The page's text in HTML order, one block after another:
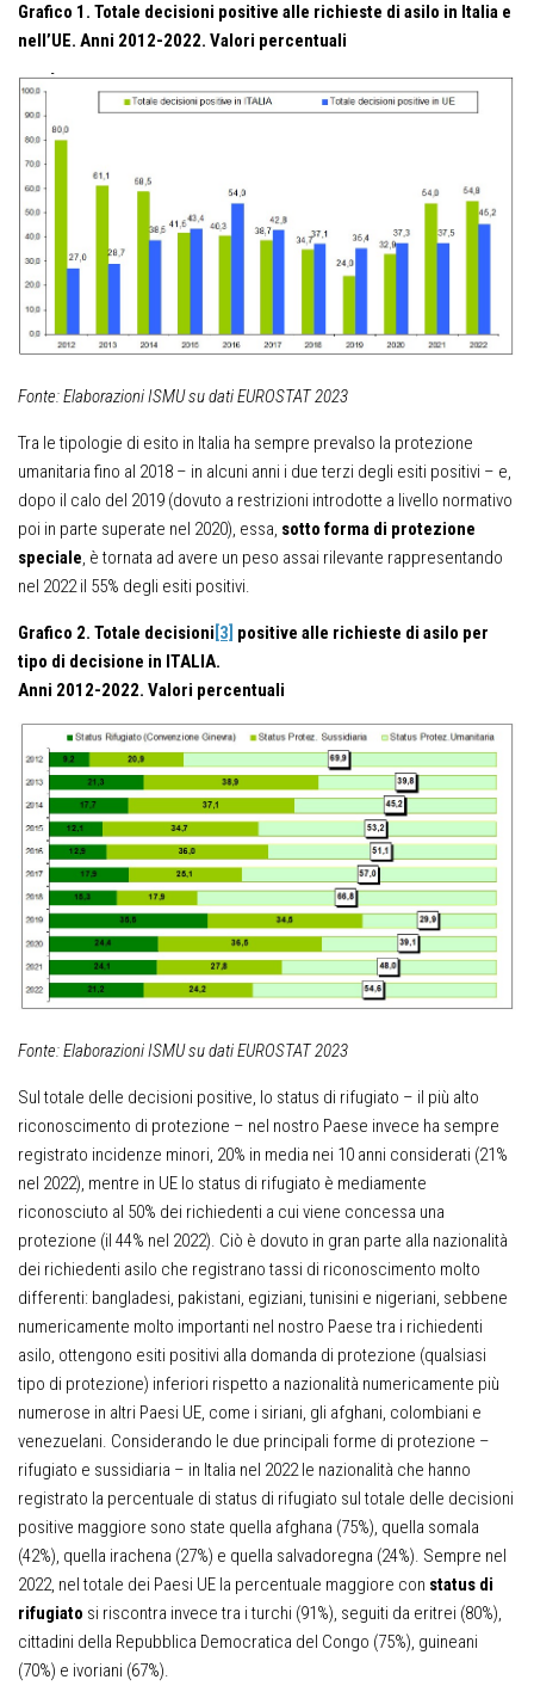
Grafico 1. Totale decisioni positive alle richieste di asilo in Italia e
nell’UE. Anni 2012-2022. Valori percentuali
Fonte: Elaborazioni ISMU su dati EUROSTAT 2023
Tra le tipologie di esito in Italia ha sempre prevalso la protezione
umanitaria fino al 2018 – in alcuni anni i due terzi degli esiti positivi – e,
dopo il calo del 2019 (dovuto a restrizioni introdotte a livello normativo
poi in parte superate nel 2020), essa, sotto forma di protezione
speciale, è tornata ad avere un peso assai rilevante rappresentando
nel 2022 il 55% degli esiti positivi.
Grafico 2. Totale decisioni [3] positive alle richieste di asilo per
tipo di decisione in ITALIA.
Anni 2012-2022. Valori percentuali
Fonte: Elaborazioni ISMU su dati EUROSTAT 2023
Sul totale delle decisioni positive, lo status di rifugiato – il più alto
riconoscimento di protezione – nel nostro Paese invece ha sempre
registrato incidenze minori, 20% in media nei 10 anni considerati (21%
nel 2022), mentre in UE lo status di rifugiato è mediamente
riconosciuto al 50% dei richiedenti a cui viene concessa una
protezione (il 44% nel 2022). Ciò è dovuto in gran parte alla nazionalità
dei richiedenti asilo che registrano tassi di riconoscimento molto
differenti: bangladesi, pakistani, egiziani, tunisini e nigeriani, sebbene
numericamente molto importanti nel nostro Paese tra i richiedenti
asilo, ottengono esiti positivi alla domanda di protezione (qualsiasi
tipo di protezione) inferiori rispetto a nazionalità numericamente più
numerose in altri Paesi UE, come i siriani, gli afghani, colombiani e
venezuelani. Considerando le due principali forme di protezione –
rifugiato e sussidiaria – in Italia nel 2022 le nazionalità che hanno
registrato la percentuale di status di rifugiato sul totale delle decisioni
positive maggiore sono state quella afghana (75%), quella somala
(42%), quella irachena (27%) e quella salvadoregna (24%). Sempre nel
2022, nel totale dei Paesi UE la percentuale maggiore con status di
rifugiato si riscontra invece tra i turchi (91%), seguiti da eritrei (80%),
cittadini della Repubblica Democratica del Congo (75%), guineani
(70%) e ivoriani (67%).